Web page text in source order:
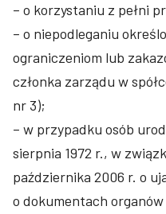
– o korzystaniu z pełni
– o niepodleganiu
ograniczeniom lub
członka zarządu w
nr 3);
– w przypadku osób
sierpnia 1972 r., w
października 2006 r. o
o dokumentach